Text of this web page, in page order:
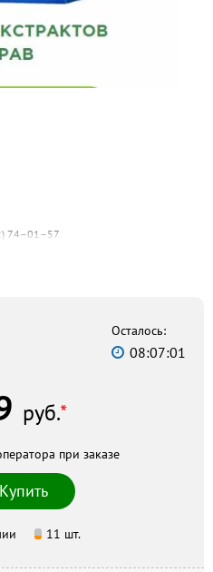
74–01–57
(4832) 62–08–10
только при оформлении
и
Осталось:
08:07:00
руб.*
при заказе
Купить
11 шт.